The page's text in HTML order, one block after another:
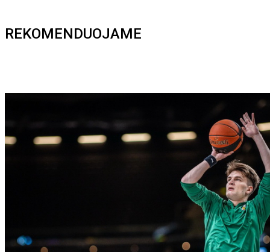
REKOMENDUOJAME